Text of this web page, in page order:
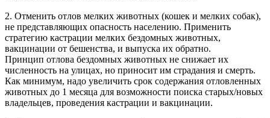
2. Отменить отлов мелких животных (кошек и мелких собак),
не представляющих опасность населению. Применить
стратегию кастрации мелких бездомных животных,
вакцинации от бешенства, и выпуска их обратно.
Принцип отлова бездомных животных не снижает их
численность на улицах, но приносит им страдания и смерть.
Как минимум, надо увеличить срок содержания отловленных
животных до 1 месяца для возможности поиска старых/новых
владельцев, проведения кастрации и вакцинации.